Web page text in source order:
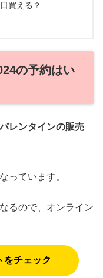
買える？
の予約はい
レンタインの販売
っています。
るので、オンライン
をチェック